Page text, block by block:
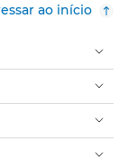
ao início